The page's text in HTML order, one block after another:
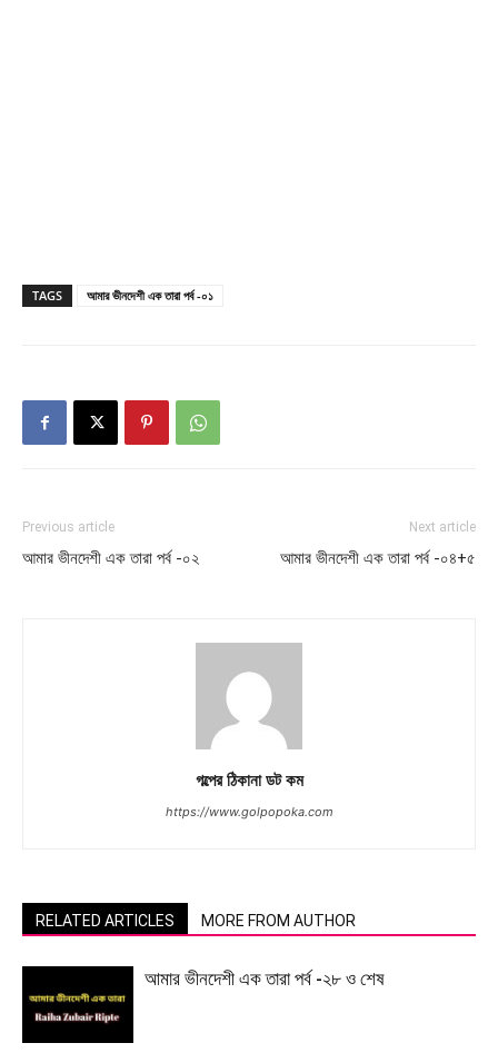
TAGS আমার ভীনদেশী এক তারা পর্ব -০১
Previous article
আমার ভীনদেশী এক তারা পর্ব -০২
Next article
আমার ভীনদেশী এক তারা পর্ব -০৪+৫
গল্পের ঠিকানা ডট কম
https://www.golpopoka.com
RELATED ARTICLES MORE FROM AUTHOR
আমার ভীনদেশী এক তারা পর্ব -২৮ ও শেষ